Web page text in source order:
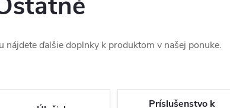
nájdete ďalšie doplnky k produktom v našej ponuke.
Príslušenstvo k